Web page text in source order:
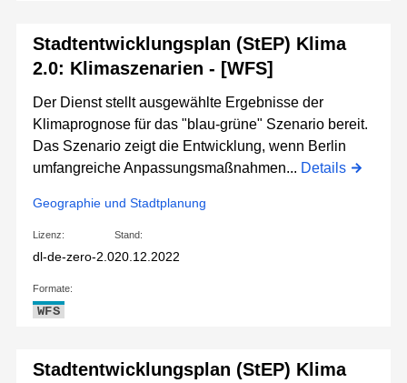
Stadtentwicklungsplan (StEP) Klima
2.0: Klimaszenarien - [WFS]
Der Dienst stellt ausgewählte Ergebnisse der
Klimaprognose für das "blau-grüne" Szenario bereit.
Das Szenario zeigt die Entwicklung, wenn Berlin
umfangreiche Anpassungsmaßnahmen... Details
Geographie und Stadtplanung
Lizenz:
dl-de-zero-2.0
Stand:
20.12.2022
Formate:
WFS
Stadtentwicklungsplan (StEP) Klima